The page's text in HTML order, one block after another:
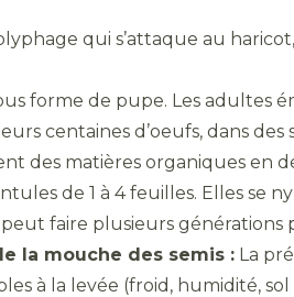
qui s’attaque au
forme de pupe. Les
centaines d’oeufs, dans
des matières organiques en
de 1 à 4 feuilles. Elles se
faire plusieurs
la mouche des semis : La
à la levée (froid, humidité,